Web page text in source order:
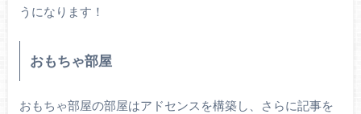
うになります！
おもちゃ部屋
おもちゃ部屋の部屋はアドセンスを構築し、さらに記事を